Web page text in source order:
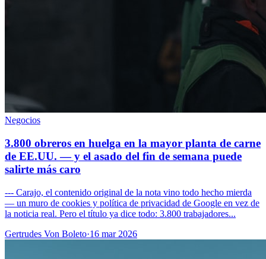
Negocios
3.800 obreros en huelga en la mayor planta de carne
de EE.UU. — y el asado del fin de semana puede
salirte más caro
--- Carajo, el contenido original de la nota vino todo hecho mierda
— un muro de cookies y política de privacidad de Google en vez de
la noticia real. Pero el título ya dice todo: 3.800 trabajadores...
Gertrudes Von Boleto·16 mar 2026